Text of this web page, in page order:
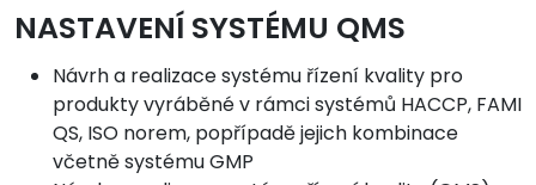
NASTAVENÍ SYSTÉMU QMS
Návrh a realizace systému řízení kvality pro
produkty vyráběné v rámci systémů HACCP, FAMI
QS, ISO norem, popřípadě jejich kombinace
včetně systému GMP